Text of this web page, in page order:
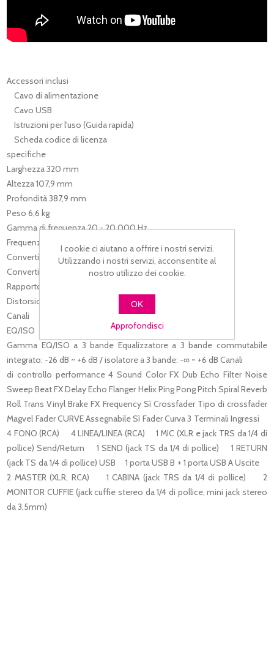
Accessori inclusi
Cavo di alimentazione
Cavo USB
Istruzioni per l'uso (Guida rapida)
Scheda codice di licenza
specifiche
Larghezza 320 mm
Altezza 107,9 mm
Profondità 387,9 mm
Peso 6,6 kg
Gamma di frequenza 20 - 20.000 Hz
Frequenza di campionamento 48 kHz
Convertitore A/D 32 bit
Convertitore D/A 32 bit
Rapporto S/N Linea 105 dB
Distorsione < 0,005 % (LINEA)
Canali
EQ/ISO
Gamma EQ/ISO a 3 bande Equalizzatore a 3 bande commutabile
integrato: -26 dB ~ +6 dB / isolatore a 3 bande: -∞ ~ +6 dBCanali
di controllo performance 4 Sound Color FX Dub Echo Filter Noise
SweepBeat FX Delay Echo Flanger Helix Ping Pong Pitch Spiral Reverb
Roll Trans Vinyl BrakeFX Frequency Sì Crossfader Tipo di crossfader
Magvel FaderCURVE Assegnabile Sì Fader Curva 3 Terminali Ingressi
4 FONO (RCA)
4 LINEA/LINEA (RCA)
1 MIC (XLR e jack TRS da 1/4 di
pollice)Send/Return 1 SEND (jack TS da 1/4 di pollice)
1 RETURN
(jack TS da 1/4 di pollice)USB 1 porta USB B + 1 porta USB AUscite
2 MASTER (XLR, RCA)
1 CABINA (jack TRS da 1/4 di pollice)
2
MONITOR CUFFIE (jack cuffie stereo da 1/4 di pollice, mini jack stereo
da 3,5mm)
I cookie ci aiutano a offrire i nostri servizi.
Utilizzando i nostri servizi, acconsentite al
nostro utilizzo dei cookie.
OK
Approfondisci